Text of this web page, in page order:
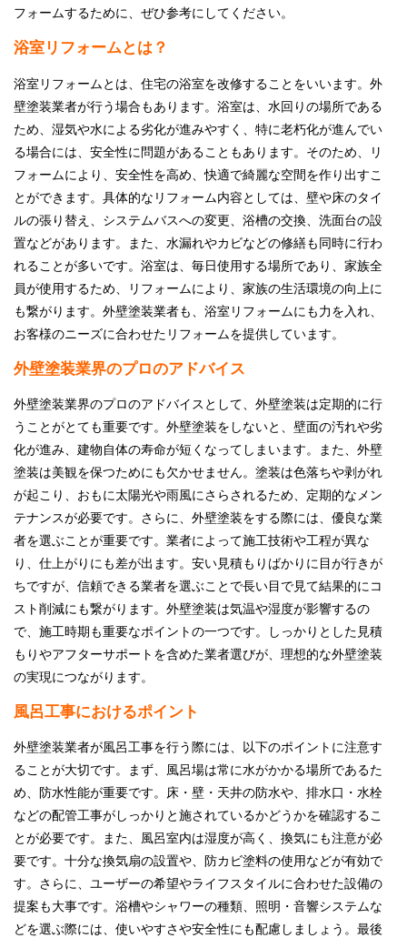
採用情報
お問い合わせ
施工事例
お知らせ
スタッフブログ
フォームするために、ぜひ参考にしてください。
浴室リフォームとは？
浴室リフォームとは、住宅の浴室を改修することをいいます。外
壁塗装業者が行う場合もあります。浴室は、水回りの場所である
ため、湿気や水による劣化が進みやすく、特に老朽化が進んでい
る場合には、安全性に問題があることもあります。そのため、リ
フォームにより、安全性を高め、快適で綺麗な空間を作り出すこ
とができます。具体的なリフォーム内容としては、壁や床のタイ
ルの張り替え、システムバスへの変更、浴槽の交換、洗面台の設
置などがあります。また、水漏れやカビなどの修繕も同時に行わ
れることが多いです。浴室は、毎日使用する場所であり、家族全
員が使用するため、リフォームにより、家族の生活環境の向上に
も繋がります。外壁塗装業者も、浴室リフォームにも力を入れ、
お客様のニーズに合わせたリフォームを提供しています。
外壁塗装業界のプロのアドバイス
外壁塗装業界のプロのアドバイスとして、外壁塗装は定期的に行
うことがとても重要です。外壁塗装をしないと、壁面の汚れや劣
化が進み、建物自体の寿命が短くなってしまいます。また、外壁
塗装は美観を保つためにも欠かせません。塗装は色落ちや剥がれ
が起こり、おもに太陽光や雨風にさらされるため、定期的なメン
テナンスが必要です。さらに、外壁塗装をする際には、優良な業
者を選ぶことが重要です。業者によって施工技術や工程が異な
り、仕上がりにも差が出ます。安い見積もりばかりに目が行きが
ちですが、信頼できる業者を選ぶことで長い目で見て結果的にコ
スト削減にも繋がります。外壁塗装は気温や湿度が影響するの
で、施工時期も重要なポイントの一つです。しっかりとした見積
もりやアフターサポートを含めた業者選びが、理想的な外壁塗装
の実現につながります。
風呂工事におけるポイント
外壁塗装業者が風呂工事を行う際には、以下のポイントに注意す
ることが大切です。まず、風呂場は常に水がかかる場所であるた
め、防水性能が重要です。床・壁・天井の防水や、排水口・水栓
などの配管工事がしっかりと施されているかどうかを確認するこ
とが必要です。また、風呂室内は湿度が高く、換気にも注意が必
要です。十分な換気扇の設置や、防カビ塗料の使用などが有効で
す。さらに、ユーザーの希望やライフスタイルに合わせた設備の
提案も大事です。浴槽やシャワーの種類、照明・音響システムな
どを選ぶ際には、使いやすさや安全性にも配慮しましょう。最後